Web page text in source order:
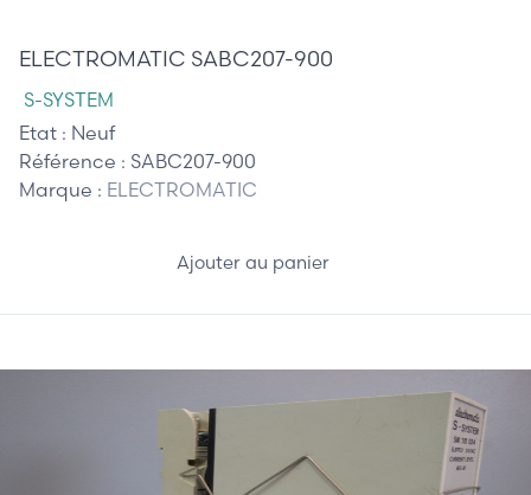
ELECTROMATIC SABC207-900
S-SYSTEM
Etat : Neuf
Référence : SABC207-900
Marque : ELECTROMATIC
Ajouter au panier